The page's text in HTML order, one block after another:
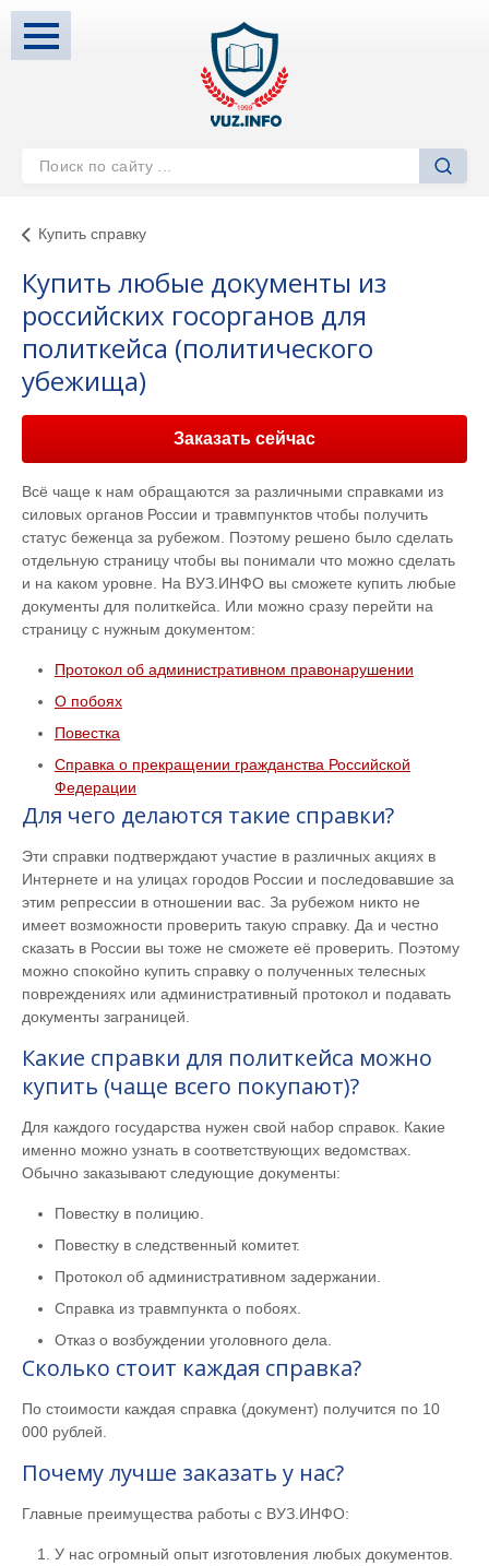
Купить справку
Купить любые документы из
российских госорганов для
политкейса (политического
убежища)
Заказать сейчас
Всё чаще к нам обращаются за различными справками из
силовых органов России и травмпунктов чтобы получить
статус беженца за рубежом. Поэтому решено было сделать
отдельную страницу чтобы вы понимали что можно сделать
и на каком уровне. На ВУЗ.ИНФО вы сможете купить любые
документы для политкейса. Или можно сразу перейти на
страницу с нужным документом:
Протокол об административном правонарушении
О побоях
Повестка
Справка о прекращении гражданства Российской
Федерации
Для чего делаются такие справки?
Эти справки подтверждают участие в различных акциях в
Интернете и на улицах городов России и последовавшие за
этим репрессии в отношении вас. За рубежом никто не
имеет возможности проверить такую справку. Да и честно
сказать в России вы тоже не сможете её проверить. Поэтому
можно спокойно купить справку о полученных телесных
повреждениях или административный протокол и подавать
документы заграницей.
Какие справки для политкейса можно
купить (чаще всего покупают)?
Для каждого государства нужен свой набор справок. Какие
именно можно узнать в соответствующих ведомствах.
Обычно заказывают следующие документы:
Повестку в полицию.
Повестку в следственный комитет.
Протокол об административном задержании.
Справка из травмпункта о побоях.
Отказ о возбуждении уголовного дела.
Сколько стоит каждая справка?
По стоимости каждая справка (документ) получится по 10
000 рублей.
Почему лучше заказать у нас?
Главные преимущества работы с ВУЗ.ИНФО:
У нас огромный опыт изготовления любых документов.